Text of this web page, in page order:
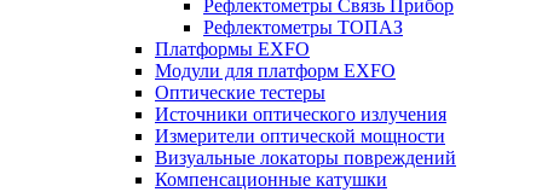
Рефлектометры Связь Прибор
Рефлектометры ТОПАЗ
Платформы EXFO
Модули для платформ EXFO
Оптические тестеры
Источники оптического излучения
Измерители оптической мощности
Визуальные локаторы повреждений
Компенсационные катушки